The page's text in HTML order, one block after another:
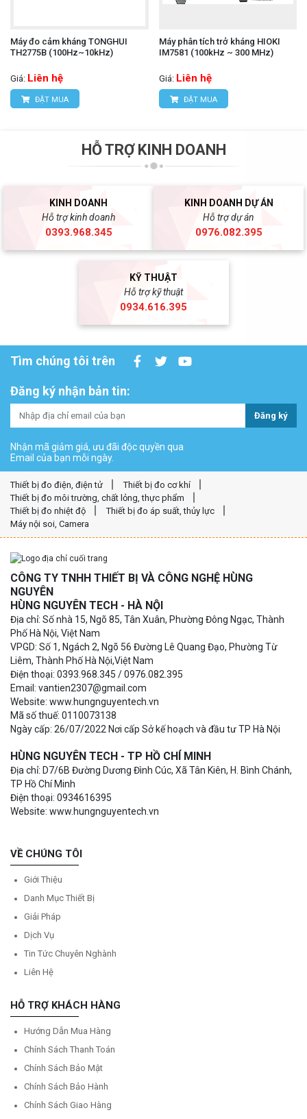
Máy đo cảm kháng TONGHUI
TH2775B (100Hz~10kHz)
Giá: Liên hệ
ĐẶT MUA
Máy phân tích trở kháng HIOKI
IM7581 (100kHz ~ 300 MHz)
Giá: Liên hệ
ĐẶT MUA
HỖ TRỢ KINH DOANH
KINH DOANH
Hỗ trợ kinh doanh
0393.968.345
KINH DOANH DỰ ÁN
Hỗ trợ dự án
0976.082.395
KỸ THUẬT
Hỗ trợ kỹ thuật
0934.616.395
Tìm chúng tôi trên
Đăng ký nhận bản tin:
Đăng ký
Nhận mã giảm giá, ưu đãi độc quyền qua
Email của bạn mỗi ngày.
Thiết bị đo điện, điện tử
Thiết bị đo cơ khí
Thiết bị đo môi trường, chất lỏng, thực phẩm
Thiết bị đo nhiệt độ
Thiết bị đo áp suất, thủy lực
Máy nội soi, Camera
CÔNG TY TNHH THIẾT BỊ VÀ CÔNG NGHỆ HÙNG
NGUYÊN
HÙNG NGUYÊN TECH - HÀ NỘI
Địa chỉ: Số nhà 15, Ngõ 85, Tân Xuân, Phường Đông Ngạc, Thành
Phố Hà Nội, Việt Nam
VPGD: Số 1, Ngách 2, Ngõ 56 Đường Lê Quang Đạo, Phường Từ
Liêm, Thành Phố Hà Nội,Việt Nam
Điện thoại: 0393.968.345 / 0976.082.395
Email: vantien2307@gmail.com
Website: www.hungnguyentech.vn
Mã số thuế: 0110073138
Ngày cấp: 26/07/2022 Nơi cấp Sở kế hoạch và đầu tư TP Hà Nội
HÙNG NGUYÊN TECH - TP HỒ CHÍ MINH
Địa chỉ: D7/6B Đường Dương Đình Cúc, Xã Tân Kiên, H. Bình Chánh,
TP Hồ Chí Minh
Điện thoại: 0934616395
Website: www.hungnguyentech.vn
VỀ CHÚNG TÔI
Giới Thiệu
Danh Mục Thiết Bị
Giải Pháp
Dịch Vụ
Tin Tức Chuyên Nghành
Liên Hệ
HỖ TRỢ KHÁCH HÀNG
Hướng Dẫn Mua Hàng
Chính Sách Thanh Toán
Chính Sách Bảo Mật
Chính Sách Bảo Hành
Chính Sách Giao Hàng